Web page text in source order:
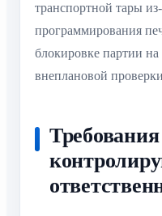
транспортной тары
программирования
блокировке партии
внеплановой
Требования